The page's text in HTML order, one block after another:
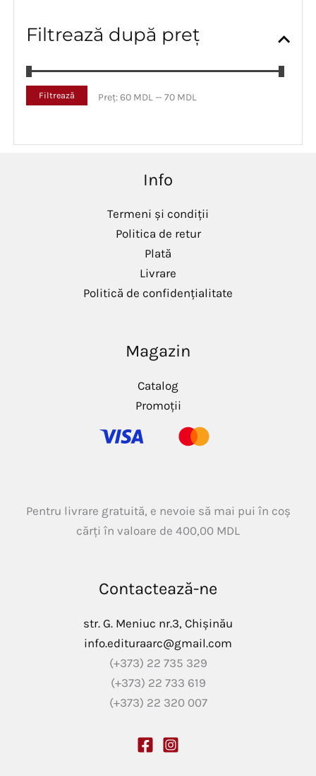
Filtrează după preț
m
m
Filtrează Preț:60 MDL —70 MDL
Info
Termeni și condiții
Politica de retur
Plată
Livrare
Politică de confidențialitate
Magazin
Catalog
Promoții
Pentru livrare gratuită, e nevoie să mai pui în coș
cărți în valoare de 400,00 MDL
Contactează-ne
str. G. Meniuc nr.3, Chișinău
info.edituraarc@gmail.com
(+373) 22 735 329
(+373) 22 733 619
(+373) 22 320 007